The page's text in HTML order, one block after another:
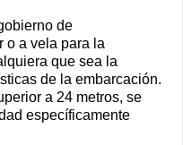
de
o a vela para la
que sea la
de la embarcación.
a 24 metros, se
específicamente